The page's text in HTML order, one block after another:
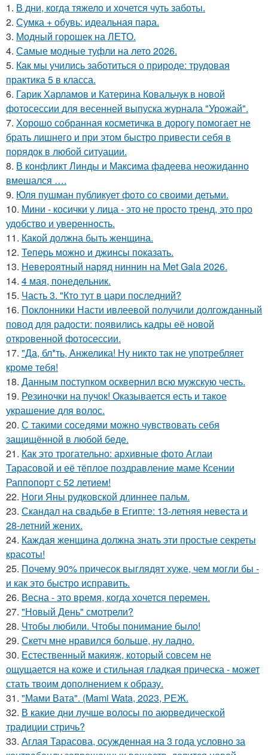
1. В дни, когда тяжело и хочется чуть заботы.
2. Сумка + обувь: идеальная пара.
3. Модный горошек на ЛЕТО.
4. Самые модные туфли на лето 2026.
5. Как мы учились заботиться о природе: трудовая
практика 5 в класса.
6. Гарик Харламов и Катерина Ковальчук в новой
фотосессии для весенней выпуска журнала "Урожай".
7. Хорошо собранная косметичка в дорогу помогает не
брать лишнего и при этом быстро привести себя в
порядок в любой ситуации.
8. В конфликт Линды и Максима фадеева неожиданно
вмешался ….
9. Юля пушман публикует фото со своими детьми.
10. Мини - косички у лица - это не просто тренд, это про
удобство и уверенность.
11. Какой должна быть женщина.
12. Теперь можно и джинсы показать.
13. Невероятный наряд ниннин на Met Gala 2026.
14. 4 мая, понедельник.
15. Часть 3. "Кто тут в цари последний?
16. Поклонники Насти ивлеевой получили долгожданный
повод для радости: появились кадры её новой
откровенной фотосессии.
17. "Да, бл*ть, Анжелика! Ну никто так не употребляет
кроме тебя!
18. Данным поступком осквернил всю мужскую честь.
19. Резиночки на пучок! Оказывается есть и такое
украшение для волос.
20. С такими соседями можно чувствовать себя
защищённой в любой беде.
21. Как это трогательно: архивные фото Аглаи
Тарасовой и её тёплое поздравление маме Ксении
Раппопорт с 52 летием!
22. Ноги Яны рудковской длиннее пальм.
23. Скандал на свадьбе в Египте: 13-летняя невеста и
28-летний жених.
24. Каждая женщина должна знать эти простые секреты
красоты!
25. Почему 90% причесок выглядят хуже, чем могли бы -
и как это быстро исправить.
26. Весна - это время, когда хочется перемен.
27. "Новый День" смотрели?
28. Чтобы любили. Чтобы понимание было!
29. Скетч мне нравился больше, ну ладно.
30. Естественный макияж, который совсем не
ощущается на коже и стильная гладкая прическа - может
стать твоим дополнением к образу.
31. "Мами Вата". (Mami Wata, 2023, РЕЖ.
32. В какие дни лучше волосы по аюрведической
традиции стричь?
33. Аглая Тарасова, осужденная на 3 года условно за